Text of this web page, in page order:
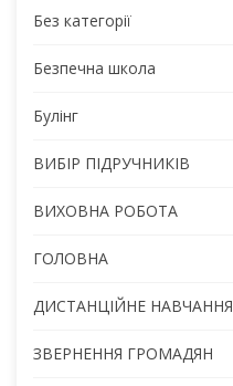
Без категорії
Безпечна школа
Булінг
ВИБІР ПІДРУЧНИКІВ
ВИХОВНА РОБОТА
ГОЛОВНА
ДИСТАНЦІЙНЕ НАВЧАННЯ
ЗВЕРНЕННЯ ГРОМАДЯН